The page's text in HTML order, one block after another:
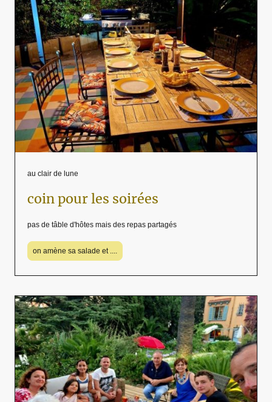
au clair de lune
coin pour les soirées
pas de tâble d'hôtes mais des repas partagés
on amène sa salade et ....